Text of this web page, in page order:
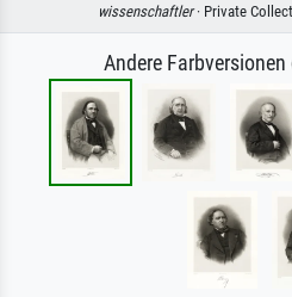
wissenschaftler· Private
Andere